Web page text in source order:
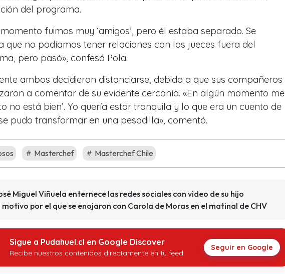
del programa.
fuimos muy ‘amigos’, pero él estaba separado. Se
que no podíamos tener relaciones con los jueces fuera del
pero pasó», confesó Pola.
ambos decidieron distanciarse, debido a que sus compañeros
a comentar de su evidente cercanía. «En algún momento me
no está bien’. Yo quería estar tranquila y lo que era un cuento de
pudo transformar en una pesadilla», comentó.
Masterchef Masterchef Chile
Miguel Viñuela enternece las redes sociales con vídeo de su hijo
motivo por el que se enojaron con Carola de Moras en el matinal de CHV
Sigue a Pudahuel.cl en Google Discover
Recibe nuestros contenidos directamente en tu feed.
Seguir en Google